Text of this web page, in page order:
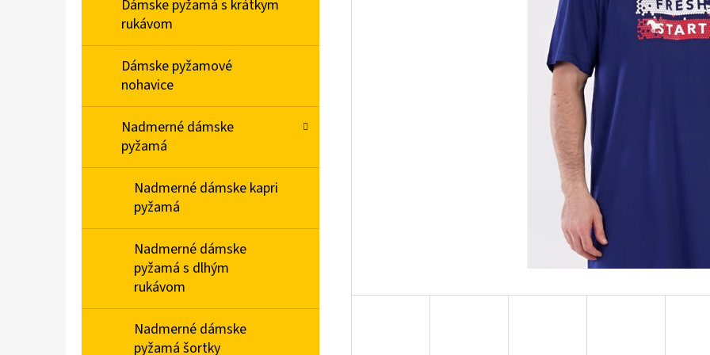
Dámske pyžamá s krátkym
rukávom
Dámske pyžamové
nohavice
Nadmerné dámske
pyžamá
Nadmerné dámske kapri
pyžamá
Nadmerné dámske
pyžamá s dlhým
rukávom
Nadmerné dámske
pyžamá šortky
RUKÁVOM VIANOCE
€20,90
RUKÁVOM MÉĎA
€20,90